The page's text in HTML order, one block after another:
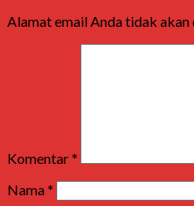
Alamat email Anda tidak
Komentar*
Nama*